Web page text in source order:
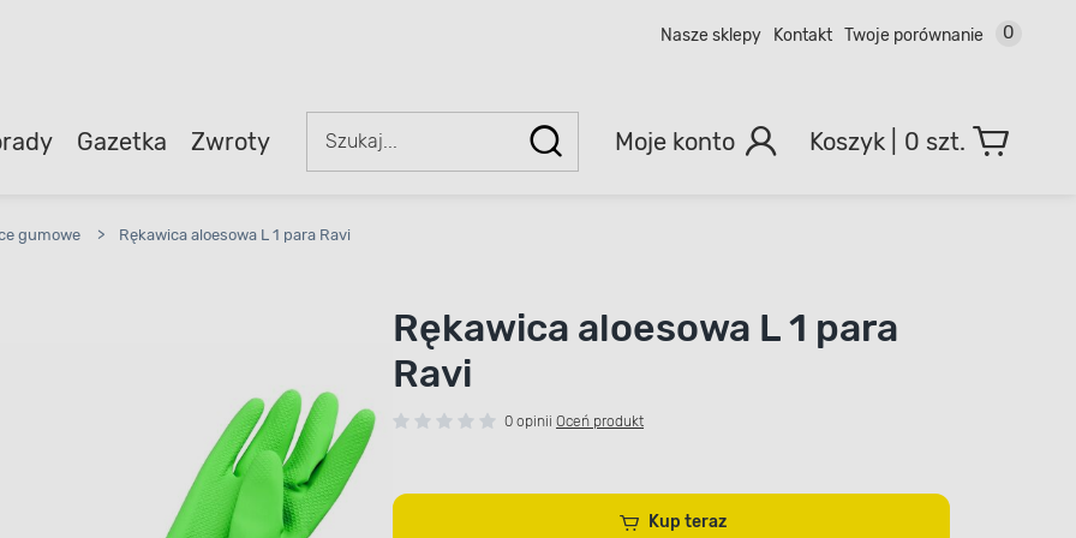
Nasze sklepy Kontakt Twoje porównanie 0
Gazetka Zwroty Moje konto 0 szt.
gumowe > Rękawica aloesowa L 1 para Ravi
Rękawica aloesowa L 1 para
Ravi
0 opinii Oceń produkt
Kup teraz